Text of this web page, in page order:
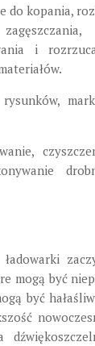
do kopania,
i
mogą być
być